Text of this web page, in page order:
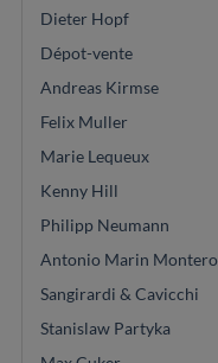
Dieter Hopf
Dépot-vente
Andreas Kirmse
Felix Muller
Marie Lequeux
Kenny Hill
Philipp Neumann
Antonio Marin Montero
Sangirardi & Cavicchi
Stanislaw Partyka